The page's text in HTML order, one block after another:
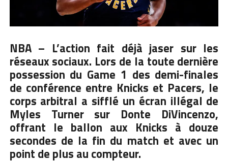
NBA – L’action fait déjà jaser sur les
réseaux sociaux. Lors de la toute dernière
possession du Game 1 des demi-finales
de conférence entre Knicks et Pacers, le
corps arbitral a sifflé un écran illégal de
Myles Turner sur Donte DiVincenzo,
offrant le ballon aux Knicks à douze
secondes de la fin du match et avec un
point de plus au compteur.